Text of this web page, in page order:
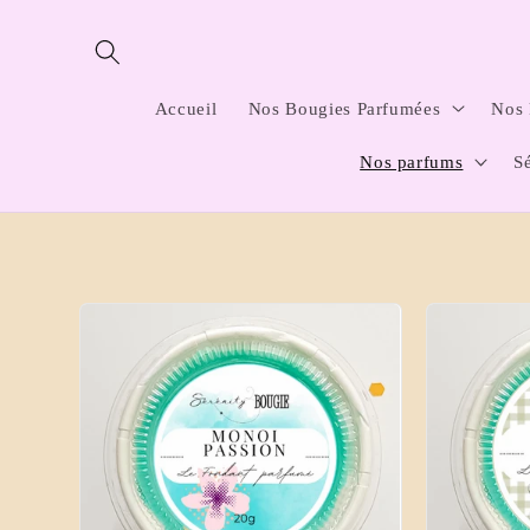
Accueil Nos Bougies Parfumées Nos
Nos parfums